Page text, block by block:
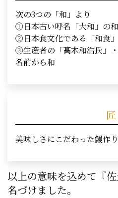
次の3つの「和」より
①日本古い呼名「大和」の和
②日本食文化である「和食
③生産者の「髙木和浩氏」
名前から和
匠
美味しさにこだわった鰻作
以上の意味を込めて『
名づけました。